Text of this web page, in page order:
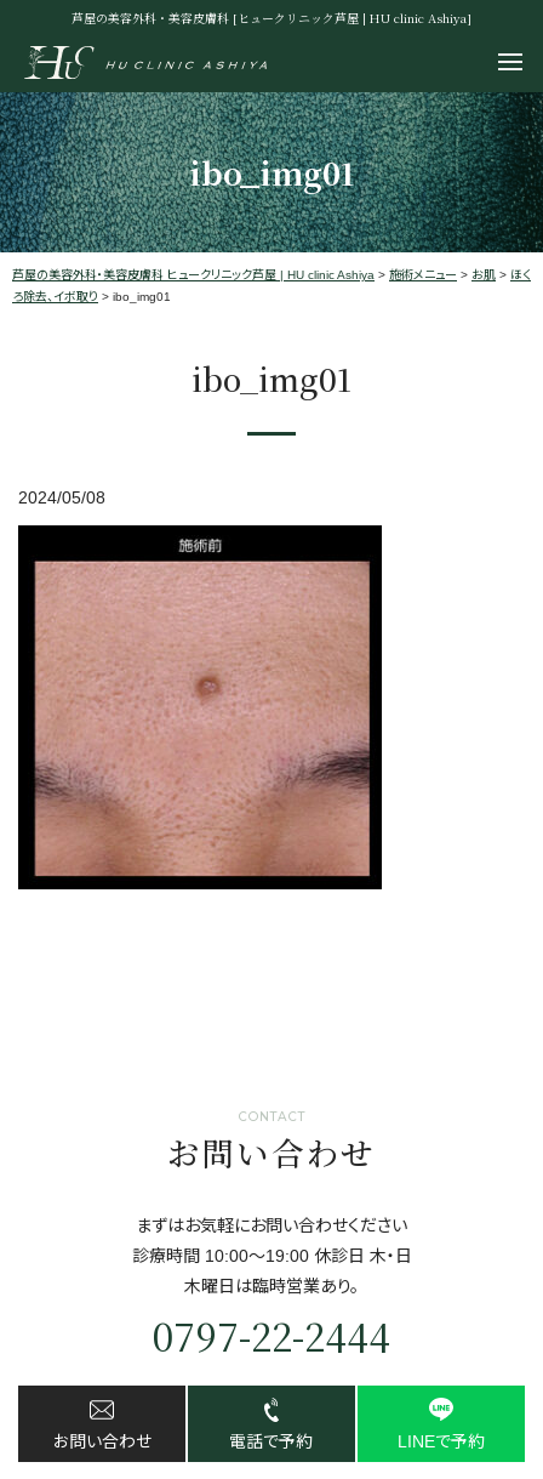
芦屋の美容外科・美容皮膚科 [ヒュークリニック芦屋 | HU clinic Ashiya]
ibo_img01
芦屋の美容外科・美容皮膚科 ヒュークリニック芦屋 | HU clinic Ashiya > 施術メニュー > お肌 > ほく
ろ除去、イボ取り > ibo_img01
ibo_img01
2024/05/08
CONTACT
お問い合わせ
まずはお気軽にお問い合わせください
診療時間 10:00～19:00 休診日 ⽊・⽇
⽊曜日は臨時営業あり。
0797-22-2444
お問い合わせ 電話で予約 LINEで予約